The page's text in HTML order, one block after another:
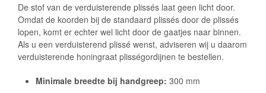
De stof van de verduisterende plissés laat geen licht door.
Omdat de koorden bij de standaard plissés door de plissés
lopen, komt er echter wel licht door de gaatjes naar binnen.
Als u een verduisterend plissé wenst, adviseren wij u daarom
verduisterende honingraat plisségordijnen te bestellen.
Minimale breedte bij handgreep: 300 mm